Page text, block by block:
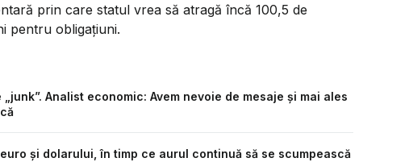
prin care statul vrea să atragă încă 100,5 de
pentru obligațiuni.
Analist economic: Avem nevoie de mesaje și mai ales
și dolarului, în timp ce aurul continuă să se scumpească